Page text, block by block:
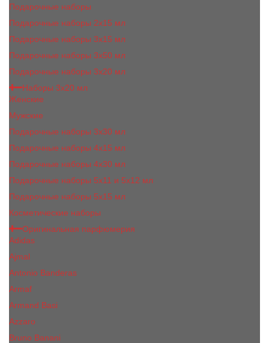
Подарочные наборы
Подарочные наборы 2x15 мл
Подарочные наборы 3х15 мл
Подарочные наборы 3x50 мл
Подарочные наборы 3x20 мл
Наборы 3х20 мл
Женские
Мужские
Подарочные наборы 3х30 мл
Подарочные наборы 4x15 мл
Подарочные наборы 4x30 мл
Подарочные наборы 5x11 и 5х12 мл
Подарочные наборы 5x15 мл
Косметические наборы
Оригинальная парфюмерия
Adidas
Ajmal
Antonio Banderas
Armaf
Armand Basi
Azzaro
Bruno Banani